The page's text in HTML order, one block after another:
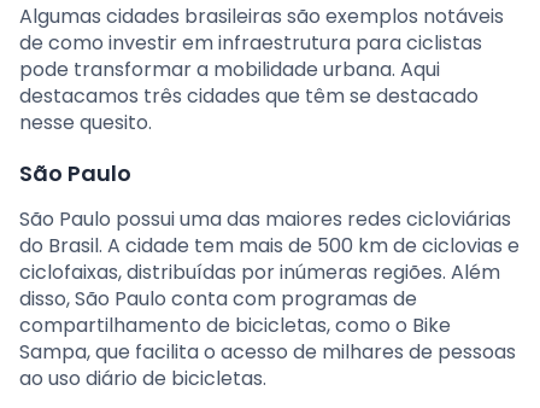
Algumas cidades brasileiras são exemplos notáveis
de como investir em infraestrutura para ciclistas
pode transformar a mobilidade urbana. Aqui
destacamos três cidades que têm se destacado
nesse quesito.
São Paulo
São Paulo possui uma das maiores redes cicloviárias
do Brasil. A cidade tem mais de 500 km de ciclovias e
ciclofaixas, distribuídas por inúmeras regiões. Além
disso, São Paulo conta com programas de
compartilhamento de bicicletas, como o Bike
Sampa, que facilita o acesso de milhares de pessoas
ao uso diário de bicicletas.